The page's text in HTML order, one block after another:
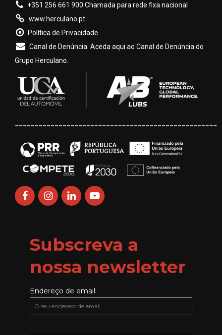
+351 256 661 900 Chamada para rede fixa nacional
www.herculano.pt
Política de Privacidade
Canal de Denúncia: Aceda aqui ao Canal de Denúncia do
Grupo Herculano.
Subscreva a
nossa newsletter
Endereço de email: